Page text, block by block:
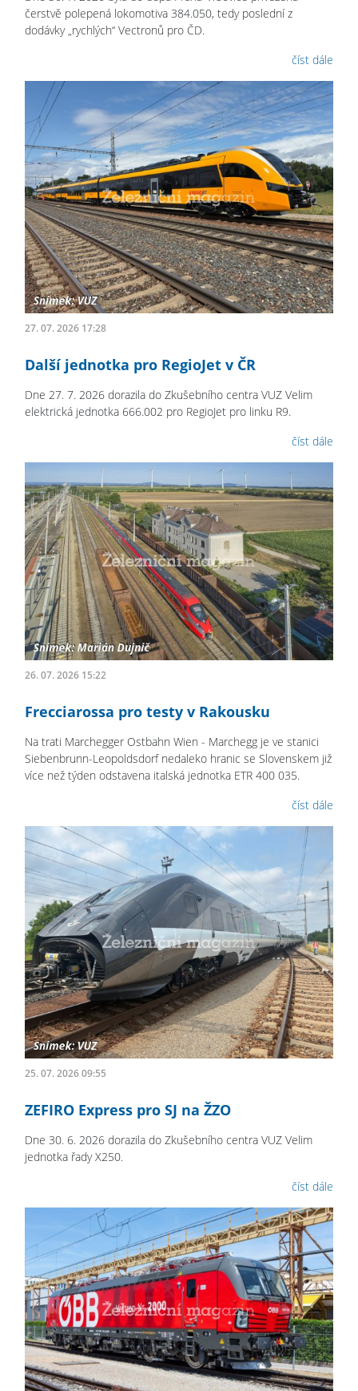
čerstvě polepená lokomotiva 384.050, tedy poslední z
dodávky „rychlých“ Vectronů pro ČD.
číst dále
27. 07. 2026 17:28
Další jednotka pro RegioJet v ČR
Dne 27. 7. 2026 dorazila do Zkušebního centra VUZ Velim
elektrická jednotka 666.002 pro RegioJet pro linku R9.
číst dále
26. 07. 2026 15:22
Frecciarossa pro testy v Rakousku
Na trati Marchegger Ostbahn Wien - Marchegg je ve stanici
Siebenbrunn-Leopoldsdorf nedaleko hranic se Slovenskem již
více než týden odstavena italská jednotka ETR 400 035.
číst dále
25. 07. 2026 09:55
ZEFIRO Express pro SJ na ŽZO
Dne 30. 6. 2026 dorazila do Zkušebního centra VUZ Velim
jednotka řady X250.
číst dále